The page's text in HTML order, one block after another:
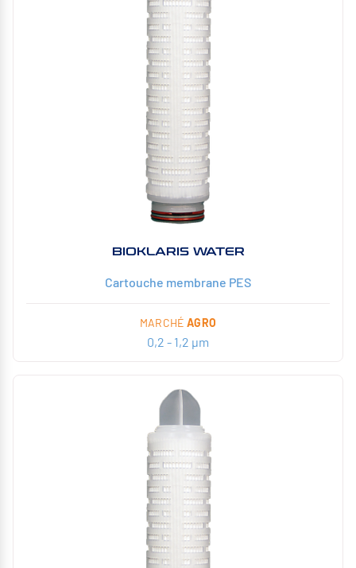
BIOKLARIS WATER
Cartouche membrane PES
MARCHÉ AGRO
0,2 - 1,2 µm